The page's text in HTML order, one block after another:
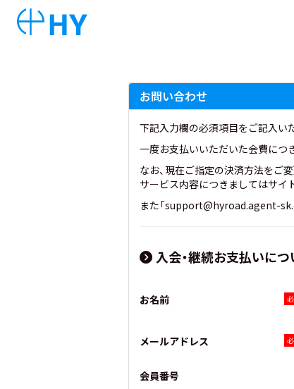
お問い合わせ
下記入力欄の必須項目をご記入い
一度お支払いいただいた会費につ
なお、現在ご指定の決済方法をご
サービス内容につきましてはサイ
また「support@hyroad.agent-
入会・継続お支払いにつ
お名前
メールアドレス
会員番号